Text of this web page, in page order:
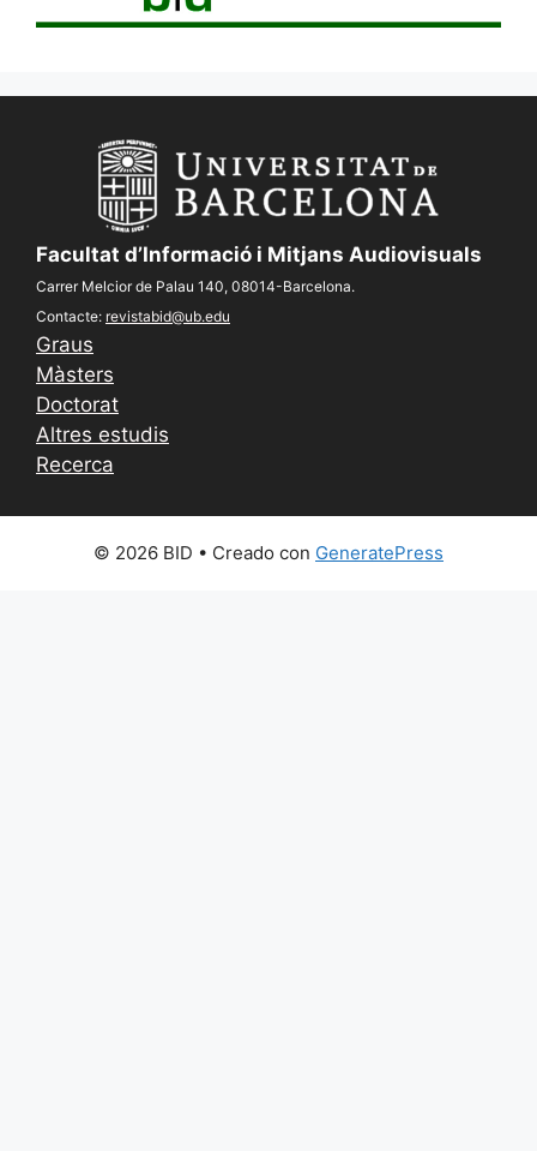
Facultat d’Informació i Mitjans Audiovisuals
Carrer Melcior de Palau 140, 08014-Barcelona.
Contacte: revistabid@ub.edu
Graus
Màsters
Doctorat
Altres estudis
Recerca
© 2026 BID • Creado con GeneratePress